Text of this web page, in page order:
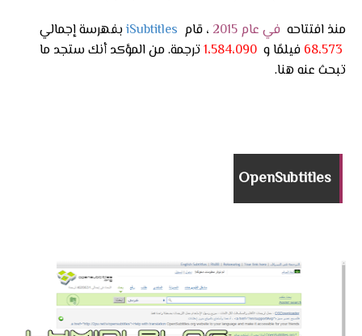
منذ افتتاحه في عام 2015 ، قام iSubtitles بفهرسة إجمالي
68،573 فيلمًا و 1،584،090 ترجمة. من المؤكد أنك ستجد ما
تبحث عنه هنا.
OpenSubtitles